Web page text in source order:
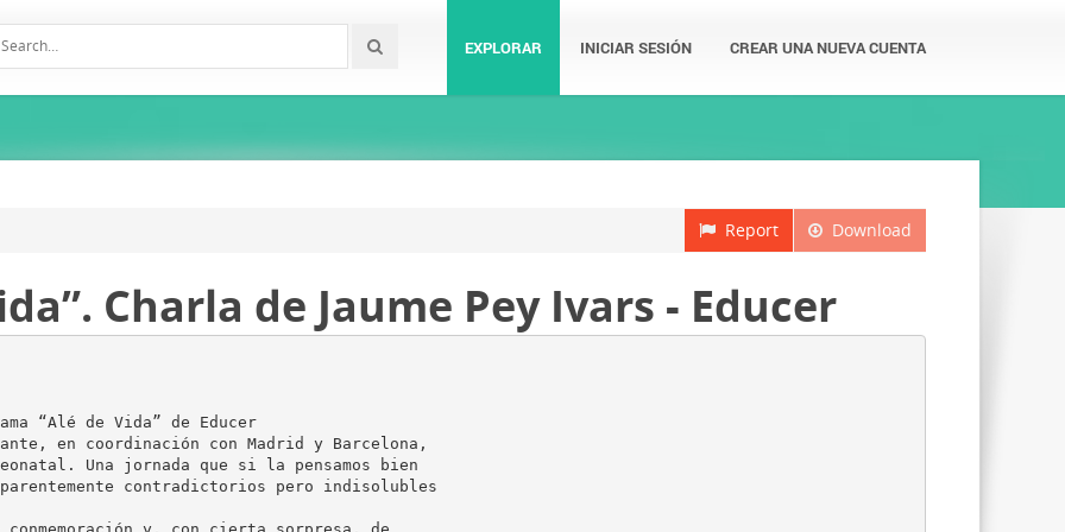
EXPLORAR INICIAR SESIÓN CREAR UNA NUEVA CUENTA
Download
Report
Charla de Jaume Pey Ivars - Educer